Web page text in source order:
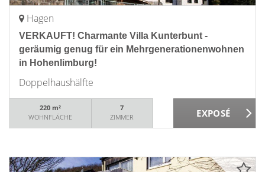
Hagen
VERKAUFT! Charmante Villa Kunterbunt -
geräumig genug für ein Mehrgenerationenwohnen
in Hohenlimburg!
Doppelhaushälfte
220 m²
WOHNFLÄCHE
7
ZIMMER